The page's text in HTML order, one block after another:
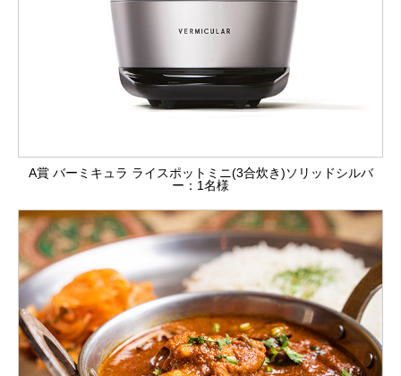
A賞 バーミキュラ ライスポットミニ(3合炊き)ソリッドシルバ
ー：1名様